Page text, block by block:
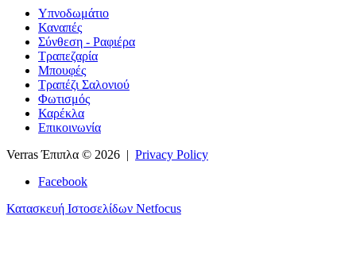
Υπνοδωμάτιο
Καναπές
Σύνθεση - Ραφιέρα
Τραπεζαρία
Μπουφές
Τραπέζι Σαλονιού
Φωτισμός
Καρέκλα
Επικοινωνία
Verras Έπιπλα © 2026 | Privacy Policy
Facebook
Κατασκευή Ιστοσελίδων Netfocus